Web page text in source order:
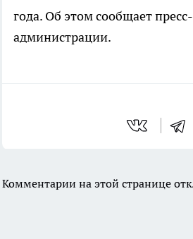
года. Об этом сообщает
администрации.
Комментарии на этой странице